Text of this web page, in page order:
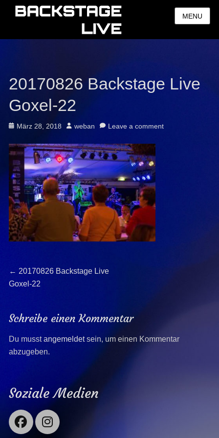
MENU
20170826 Backstage Live
Goxel-22
Posted
März 28, 2018 Author
weban Leave a comment
Beitragsnavigation
← Previous
post:
20170826 Backstage Live
Goxel-22
Schreibe einen Kommentar
Du musstangemeldetsein, um einen Kommentar
abzugeben.
Soziale Medien
Facebook
Instagram